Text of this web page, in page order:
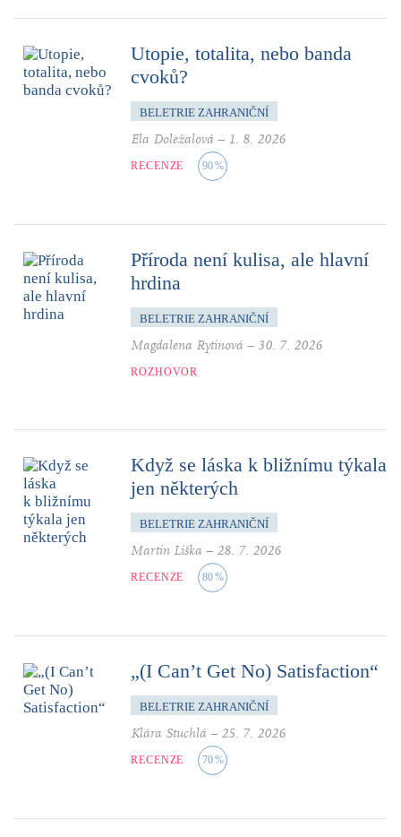
Utopie, totalita, nebo banda
cvoků?
BELETRIE ZAHRANIČNÍ
Ela Doležalová – 1. 8. 2026
RECENZE 90%
Příroda není kulisa, ale hlavní
hrdina
BELETRIE ZAHRANIČNÍ
Magdalena Rytinová – 30. 7. 2026
ROZHOVOR
Když se láska k bližnímu týkala
jen některých
BELETRIE ZAHRANIČNÍ
Martin Liška – 28. 7. 2026
RECENZE 80%
„(I Can’t Get No) Satisfaction“
BELETRIE ZAHRANIČNÍ
Klára Stuchlá – 25. 7. 2026
RECENZE 70%